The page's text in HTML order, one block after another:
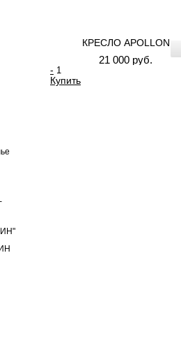
КРЕСЛО APOLLON
21 000 руб.
-
Купить